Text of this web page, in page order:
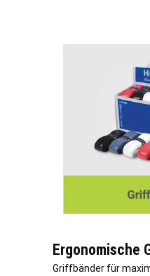
Ergonomische
Griffbänder für